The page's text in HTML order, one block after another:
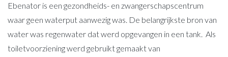
Ebenator is een gezondheids- en zwangerschapscentrum
waar geen waterput aanwezig was. De belangrijkste bron van
water was regenwater dat werd opgevangen in een tank. Als
toiletvoorziening werd gebruikt gemaakt van